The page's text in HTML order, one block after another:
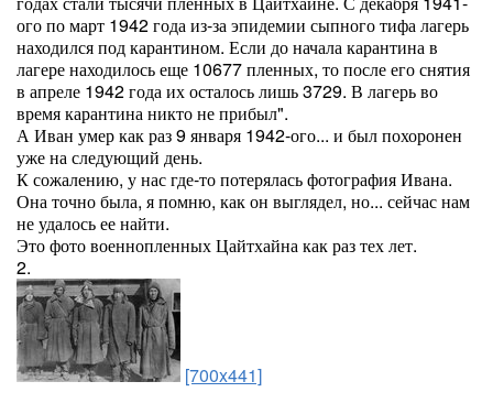
ого по март 1942 года из-за эпидемии сыпного тифа лагерь
находился под карантином. Если до начала карантина в
лагере находилось еще 10677 пленных, то после его снятия
в апреле 1942 года их осталось лишь 3729. В лагерь во
время карантина никто не прибыл".
А Иван умер как раз 9 января 1942-ого... и был похоронен
уже на следующий день.
К сожалению, у нас где-то потерялась фотография Ивана.
Она точно была, я помню, как он выглядел, но... сейчас нам
не удалось ее найти.
Это фото военнопленных Цайтхайна как раз тех лет.
2.
[700x441]